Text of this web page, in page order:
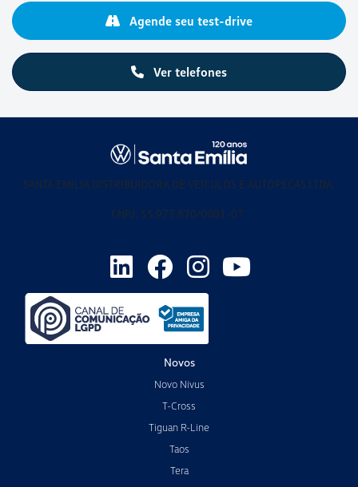
Ver telefones
Agende seu test-drive
SANTA EMILIA DISTRIBUIDORA DE VEICULOS E AUTOPECAS LTDA
CNPJ: 55.977.870/0001-07
Novos
Novo Nivus
T-Cross
Tiguan R-Line
Taos
Tera